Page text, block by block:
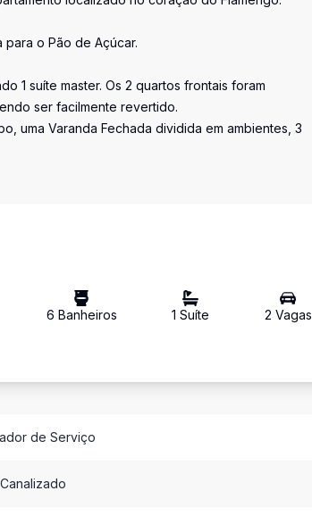
para o Pão de Açúcar.
1 suíte master. Os 2 quartos frontais foram
ser facilmente revertido.
uma Varanda Fechada dividida em ambientes, 3
6 Banheiros 1 Suíte 2 Vagas
de Serviço